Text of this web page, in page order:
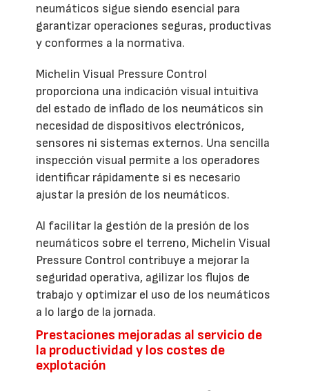
neumáticos sigue siendo esencial para
garantizar operaciones seguras, productivas
y conformes a la normativa.
Michelin Visual Pressure Control
proporciona una indicación visual intuitiva
del estado de inflado de los neumáticos sin
necesidad de dispositivos electrónicos,
sensores ni sistemas externos. Una sencilla
inspección visual permite a los operadores
identificar rápidamente si es necesario
ajustar la presión de los neumáticos.
Al facilitar la gestión de la presión de los
neumáticos sobre el terreno, Michelin Visual
Pressure Control contribuye a mejorar la
seguridad operativa, agilizar los flujos de
trabajo y optimizar el uso de los neumáticos
a lo largo de la jornada.
Prestaciones mejoradas al servicio de
la productividad y los costes de
explotación